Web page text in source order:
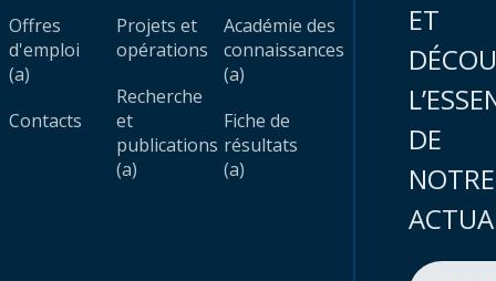
Offres
d'emploi
(a)
Contacts
Projets et
opérations
Recherche
et
publications
(a)
Académie des
connaissances
(a)
Fiche de
résultats
(a)
ET
DE
NOTRE